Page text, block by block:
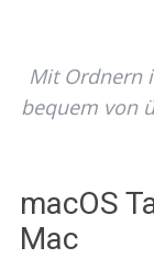
Mit Ordnern
bequem von
macOS
Mac